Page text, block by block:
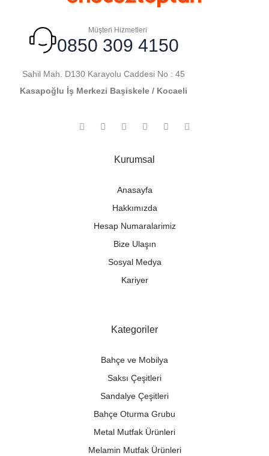
Müşteri Hizmetleri
0850 309 4150
Sahil Mah. D130 Karayolu Caddesi No : 45
Kasapoğlu İş Merkezi Başiskele / Kocaeli
Kurumsal
Anasayfa
Hakkımızda
Hesap Numaralarimiz
Bize Ulaşın
Sosyal Medya
Kariyer
Kategoriler
Bahçe ve Mobilya
Saksı Çeşitleri
Sandalye Çeşitleri
Bahçe Oturma Grubu
Metal Mutfak Ürünleri
Melamin Mutfak Ürünleri